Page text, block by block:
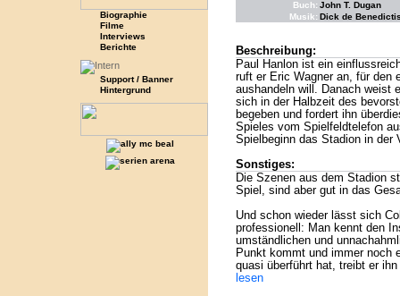
Biographie
Filme
Interviews
Berichte
Support / Banner
Hintergrund
Buch: John T. Dugan
Musik: Dick de
Beschreibung:
Paul Hanlon ist ein
ruft er Eric Wagner an, für den
aushandeln will. Danach weist
sich in der Halbzeit des
begeben und fordert ihn
Spieles vom Spielfeldtelefon
Spielbeginn das Stadion in der
Sonstiges:
Die Szenen aus dem Stadion
Spiel, sind aber gut in das
Und schon wieder lässt sich
professionell: Man kennt den
umständlichen und
Punkt kommt und immer noch
quasi überführt hat, treibt er
lesen